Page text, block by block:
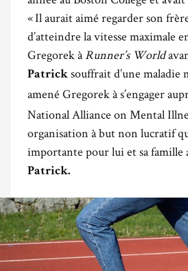
« Il aurait aimé regarder son
d’atteindre la vitesse maximale
Gregorek àRunner’s World
Patrick souffrait d’une maladie
amené Gregorek à s’engager
National Alliance on Mental
organisation à but non lucratif
importante pour lui et sa famille
Patrick.